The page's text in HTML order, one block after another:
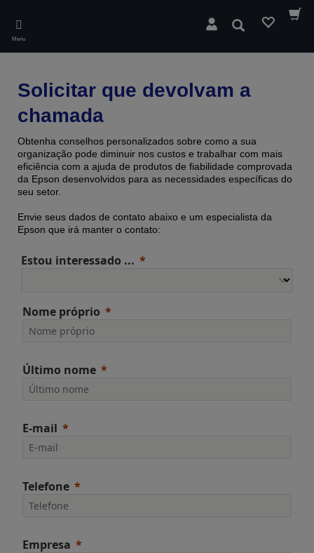
main
content
Menu
Pesquisar
Solicitar que devolvam a
chamada
Obtenha conselhos personalizados sobre como a sua
organização pode diminuir nos custos e trabalhar com mais
eficiência com a ajuda de produtos de fiabilidade comprovada ​​
da Epson desenvolvidos para as necessidades específicas do
seu setor.
Envie seus dados de contato abaixo e um especialista da
Epson que irá manter o contato:
Estou interessado ...
Nome próprio
Último nome
E-mail
Telefone
Empresa